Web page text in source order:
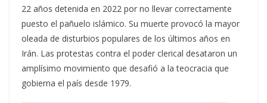
22 años detenida en 2022 por no llevar correctamente
puesto el pañuelo islámico. Su muerte provocó la mayor
oleada de disturbios populares de los últimos años en
Irán. Las protestas contra el poder clerical desataron un
amplísimo movimiento que desafió a la teocracia que
gobierna el país desde 1979.